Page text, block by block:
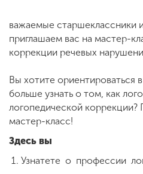
Обучение
Наука
Международная
деятельность
важаемые старшеклассники
приглашаем вас на мастер-
коррекции речевых
Вы хотите ориентироваться
больше узнать о том, как
логопедической
мастер-класс!
Здесь вы
Узнатете о профессии